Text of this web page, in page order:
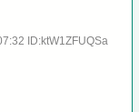
ID:ktW1ZFUQSa